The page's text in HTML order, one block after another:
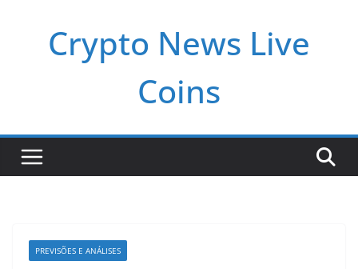
Crypto News Live
Coins
PREVISÕES E ANÁLISES